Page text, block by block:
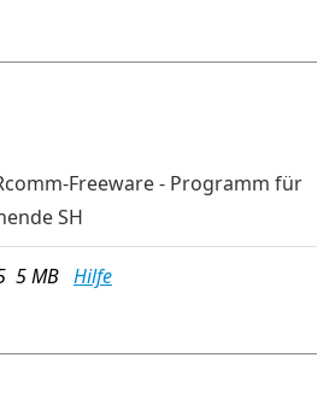
Freeware - Programm für
SH
5 MB Hilfe